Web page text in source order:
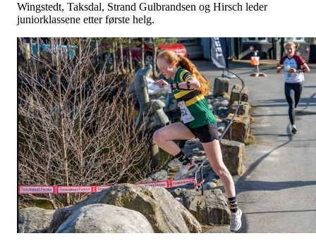
Wingstedt, Taksdal, Strand Gulbrandsen og Hirsch leder
juniorklassene etter første helg.